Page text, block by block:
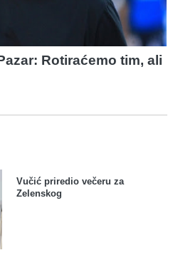
Rotiraćemo tim, ali
Vučić priredio večeru za
Zelenskog